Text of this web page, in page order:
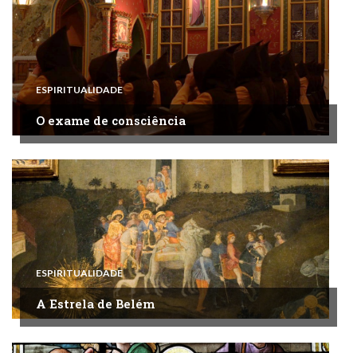
ESPIRITUALIDADE
O exame de consciência
ESPIRITUALIDADE
A Estrela de Belém